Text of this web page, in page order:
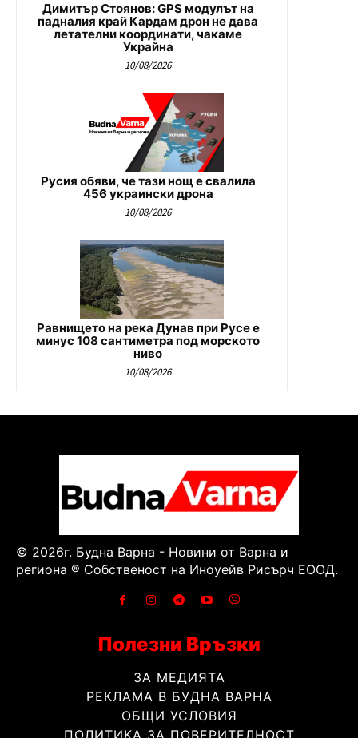
Димитър Стоянов: GPS модулът на
падналия край Кардам дрон не дава
летателни координати, чакаме
Украйна
10/08/2026
Русия обяви, че тази нощ е свалила
456 украински дрона
10/08/2026
Равнището на река Дунав при Русе е
минус 108 сантиметра под морското
ниво
10/08/2026
© 2026г. Будна Варна - Новини от Варна и
региона ® Собственост на Иноуейв Рисърч ЕООД.
Полезни Връзки
ЗА МЕДИЯТА
РЕКЛАМА В БУДНА ВАРНА
ОБЩИ УСЛОВИЯ
ПОЛИТИКА ЗА ПОВЕРИТЕЛНОСТ